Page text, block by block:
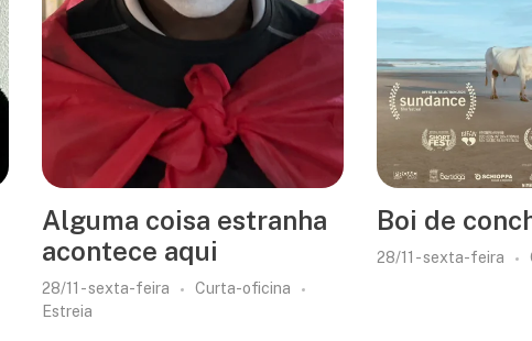
Alguma coisa estranha
acontece aqui
28/11 - sexta-feira
Curta-oficina
Estreia
Boi de
28/11 - sexta-feira